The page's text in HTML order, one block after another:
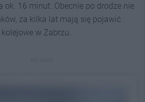
ok. 16 minut. Obecnie po drodze nie
za kilka lat mają się pojawić
w Zabrzu.